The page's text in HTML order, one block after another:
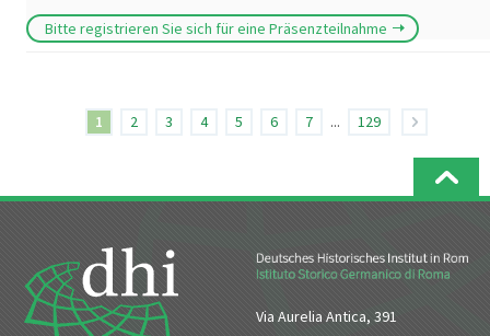
Bitte registrieren Sie sich für eine Präsenzteilnahme
1 2 3 4 5 6 7 ... 129
Via Aurelia Antica, 391